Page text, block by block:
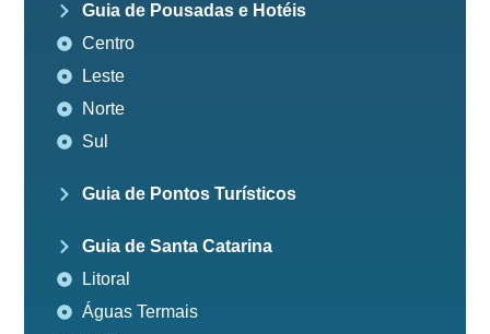
Guia de Pousadas e Hotéis
Centro
Leste
Norte
Sul
Guia de Pontos Turísticos
Guia de Santa Catarina
Litoral
Águas Termais